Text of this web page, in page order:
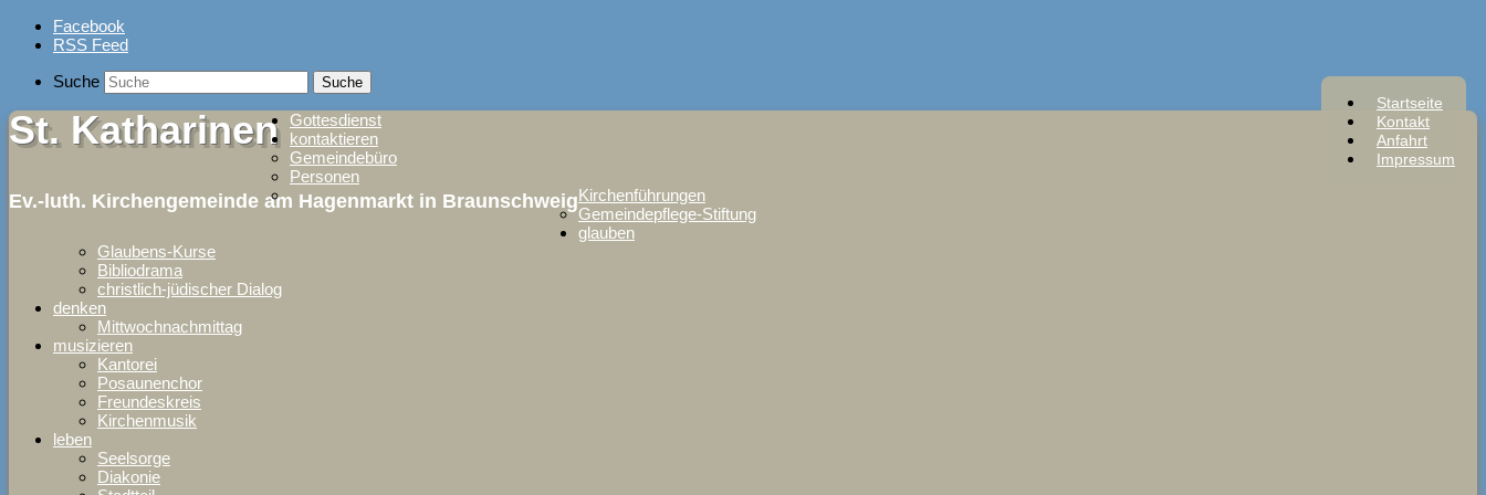
Skip
Facebook
RSS Feed
Startseite
Kontakt
Anfahrt
Impressum
Suche
St. Katharinen
Ev.-luth. Kirchengemeinde am Hagenmarkt in Braunschweig
Gottesdienst
kontaktieren
Gemeindebüro
Personen
Kirchenführungen
Gemeindepflege-Stiftung
glauben
Glaubens-Kurse
Bibliodrama
christlich-jüdischer Dialog
denken
Mittwochnachmittag
musizieren
Kantorei
Posaunenchor
Freundeskreis
Kirchenmusik
leben
Seelsorge
Diakonie